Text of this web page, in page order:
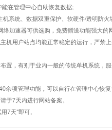
在管理中心自助恢复数据;
系统、数据双重保护、软硬件/透明防火
加速器可供选购，免费赠送功能强大
机用户站点均能正常稳定的运行，严禁
置，有别于业内一般的传统单机系统，
余项管理功能，可以自行在管理中心恢
于7天内进行网站备案。
7天"即可。